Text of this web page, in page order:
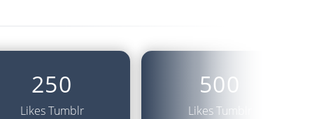
250
Likes Tumblr
500
Likes Tumblr